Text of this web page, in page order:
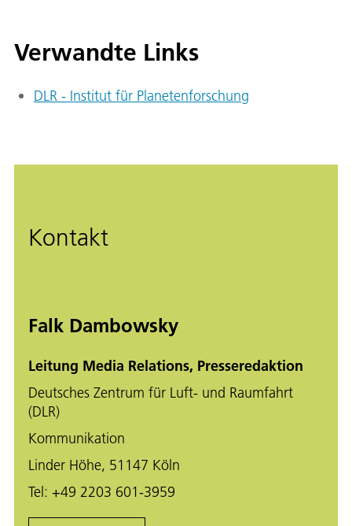
Verwandte Links
DLR - Institut für Planetenforschung
Kontakt
Falk Dambowsky
Leitung Media Relations, Presseredaktion
Deutsches Zentrum für Luft- und Raumfahrt
(DLR)
Kommunikation
Linder Höhe, 51147 Köln
Tel: +49 2203 601-3959